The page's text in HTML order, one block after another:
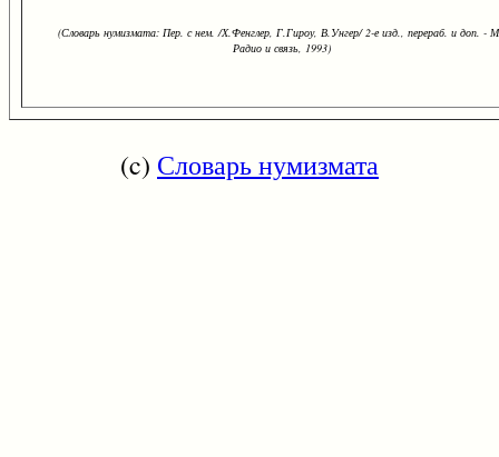
(Словарь нумизмата: Пер. с нем. /Х.Фенглер, Г.Гироу, В.Унгер/ 2-е изд., перераб. и доп. -
Радио и связь, 1993)
(c) Словарь нумизмата